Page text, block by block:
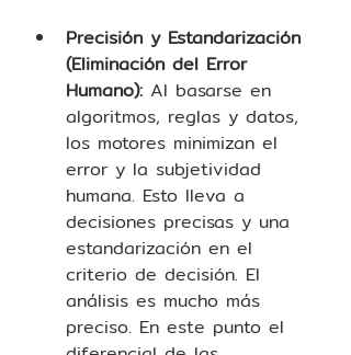
Precisión y Estandarización
(Eliminación del Error
Humano): Al basarse en
algoritmos, reglas y datos,
los motores minimizan el
error y la subjetividad
humana. Esto lleva a
decisiones precisas y una
estandarización en el
criterio de decisión. El
análisis es mucho más
preciso. En este punto el